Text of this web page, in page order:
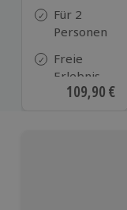
Für 2
Personen
Freie
Erlebnis-
Auswahl
Aktueller
109,90 €